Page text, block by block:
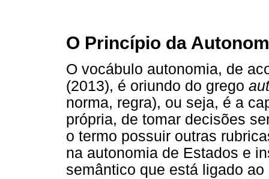
O Princípio da
O vocábulo autonomia, de
(2013), é oriundo do grego
norma, regra), ou seja, é a
própria, de tomar decisões
o termo possuir outras
na autonomia de Estados e
semântico que está ligado ao